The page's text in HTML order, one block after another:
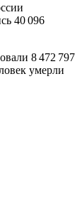
40 096
8 472 797
умерли